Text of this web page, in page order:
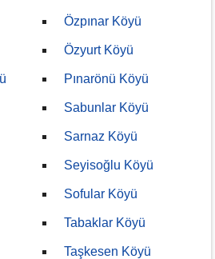
Özpınar Köyü
Özyurt Köyü
Pınarönü Köyü
Sabunlar Köyü
Sarnaz Köyü
Seyisoğlu Köyü
Sofular Köyü
Tabaklar Köyü
Taşkesen Köyü